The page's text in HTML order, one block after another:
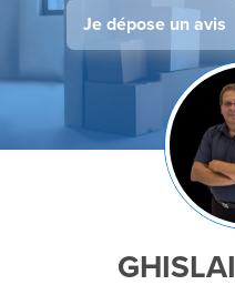
Je dépose un avis